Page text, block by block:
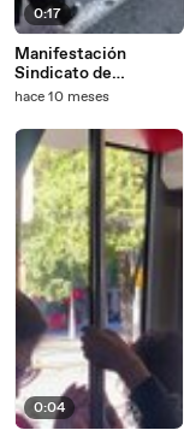
0:17
Manifestación
Sindicato de
Estudiantes por
hace 10 meses
0:04